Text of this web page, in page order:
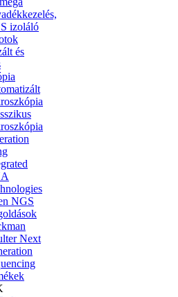
izoláló
és
NGS
Next